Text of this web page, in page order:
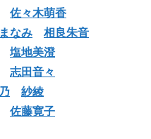
佐々木萌香
なみ
相良朱音
塩地美澄
志田音々
紗綾
佐藤寛子